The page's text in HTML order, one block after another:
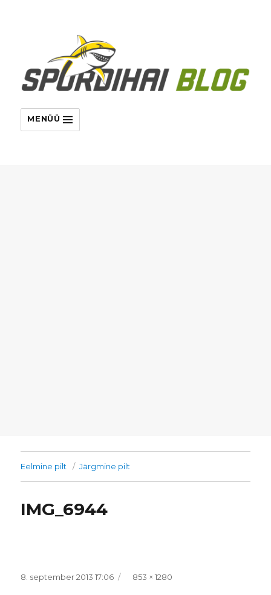
MENÜÜ
Eelmine pilt Järgmine pilt
IMG_6944
Postitatud
8. september 2013 17:06 Täissuurus
853 × 1280